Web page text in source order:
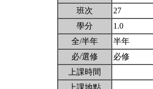
班次
27
學分
1.0
全/半年
半年
必/選修
必修
上課時間
上課地點